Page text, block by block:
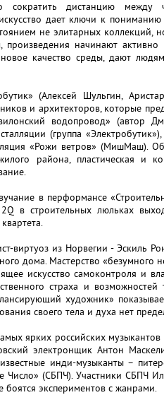
сократить дистанцию между
дает ключи к
не элитарных коллекций,
начинают активно
качество среды, дают
(Алексей Шульгин,
и архитекторов, которые
водопровод» (автор
(группа «Электробутик»),
«Рожи ветров» (МишМаш).
района, пластическая и
в перформансе
в строительных люльках
виртуоз из Норвегии - Эскиль
дома. Мастерство «безумного
искусство самоконтроля и
страха и возможностей
художник»
своего тела и духа нет
ярких российских
электронщик Антон
инди-музыканты –
Число» (СБПЧ). Участники СБПЧ
экспериментов с жанрами.